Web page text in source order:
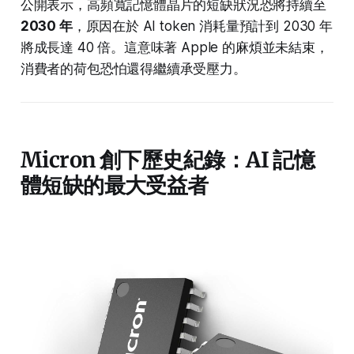
公開表示，高頻寬記憶體晶片的短缺狀況恐將持續至
2030 年，原因在於 AI token 消耗量預計到 2030 年
將成長達 40 倍。這意味著 Apple 的麻煩並未結束，
消費者的荷包恐怕還得繼續承受壓力。
Micron 創下歷史紀錄：AI 記憶
體短缺的最大受益者